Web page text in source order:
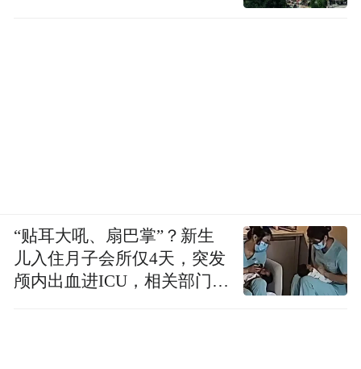
“贴耳大吼、扇巴掌”？新生
儿入住月子会所仅4天，突发
颅内出血进ICU，相关部门已